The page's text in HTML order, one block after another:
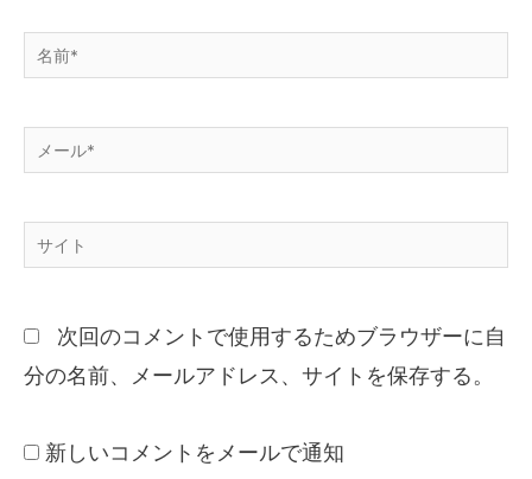
次回のコメントで使用するためブラウザーに自
分の名前、メールアドレス、サイトを保存する。
新しいコメントをメールで通知